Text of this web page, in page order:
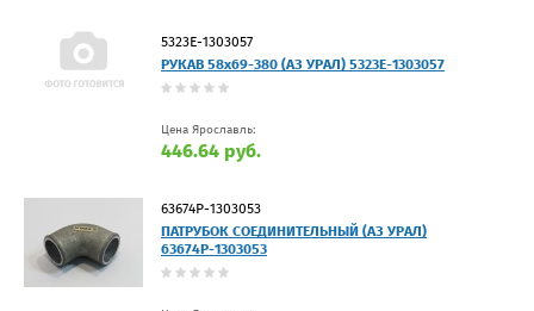
5323Е-1303057
РУКАВ 58х69-380 (АЗ УРАЛ) 5323Е-1303057
Цена Ярославль:
446.64 руб.
63674Р-1303053
ПАТРУБОК СОЕДИНИТЕЛЬНЫЙ (АЗ УРАЛ)
63674Р-1303053